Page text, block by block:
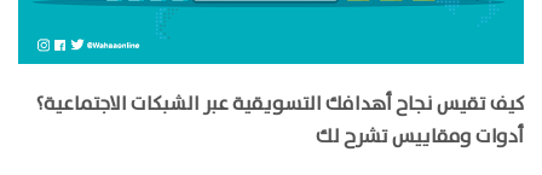
كيف تقيس نجاح أهدافك التسويقية عبر الشبكات الاجتماعية؟
أدوات ومقاييس تشرح لك